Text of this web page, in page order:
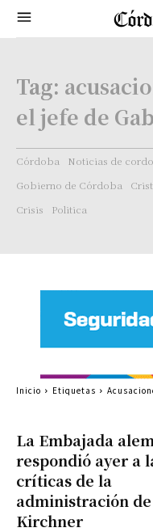
Tag:
el jefe de
Córdoba Noticias de
Gobierno de Córdoba
Crisis
Politica
La Embajada
respondió ayer a
críticas de la
administración
Kirchner
Inicio Etiquetas